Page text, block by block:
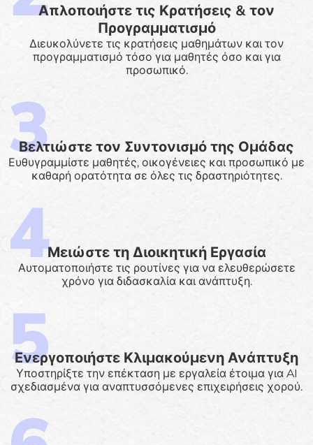
Απλοποιήστε τις Κρατήσεις & τον
Προγραμματισμό
Διευκολύνετε τις κρατήσεις μαθημάτων και τον
προγραμματισμό τόσο για μαθητές όσο και για
προσωπικό.
Βελτιώστε τον Συντονισμό της Ομάδας
Ευθυγραμμίστε μαθητές, οικογένειες και προσωπικό με
καθαρή ορατότητα σε όλες τις δραστηριότητες.
Μειώστε τη Διοικητική Εργασία
Αυτοματοποιήστε τις ρουτίνες για να ελευθερώσετε
χρόνο για διδασκαλία και ανάπτυξη.
Ενεργοποιήστε Κλιμακούμενη Ανάπτυξη
Υποστηρίξτε την επέκταση με εργαλεία έτοιμα για AI
σχεδιασμένα για αναπτυσσόμενες επιχειρήσεις χορού.